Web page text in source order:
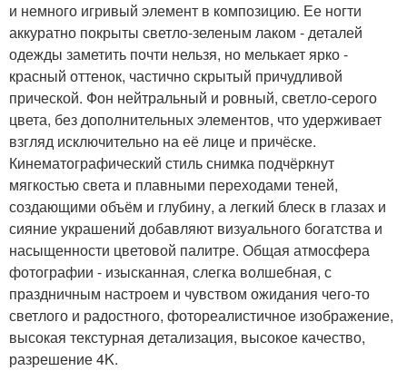
и немного игривый элемент в композицию. Ее ногти
аккуратно покрыты светло-зеленым лаком - деталей
одежды заметить почти нельзя, но мелькает ярко -
красный оттенок, частично скрытый причудливой
прической. Фон нейтральный и ровный, светло-серого
цвета, без дополнительных элементов, что удерживает
взгляд исключительно на её лице и причёске.
Кинематографический стиль снимка подчёркнут
мягкостью света и плавными переходами теней,
создающими объём и глубину, а легкий блеск в глазах и
сияние украшений добавляют визуального богатства и
насыщенности цветовой палитре. Общая атмосфера
фотографии - изысканная, слегка волшебная, с
праздничным настроем и чувством ожидания чего-то
светлого и радостного, фотореалистичное изображение,
высокая текстурная детализация, высокое качество,
разрешение 4K.